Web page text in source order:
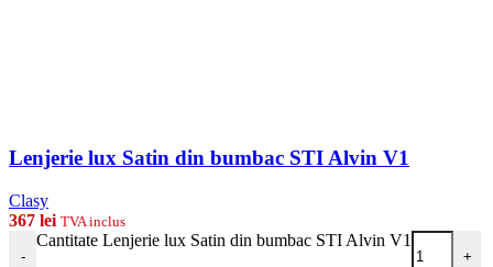
Lenjerie lux Satin din bumbac STI Alvin V1
Clasy
367 lei TVA inclus
-
Cantitate Lenjerie lux Satin din bumbac STI Alvin V1
+